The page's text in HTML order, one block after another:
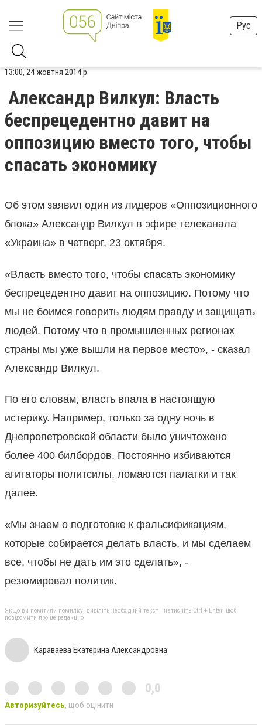
Рус
13:00, 24 жовтня 2014 р.
Александр Вилкул: Власть
беспрецедентно давит на
оппозицию вместо того, чтобы
спасать экономику
Об этом заявил один из лидеров «Оппозиционного
блока» Александр Вилкул в эфире телеканала
«Украина» в четверг, 23 октября.
«Власть вместо того, чтобы спасать экономику
беспрецедентно давит на оппозицию. Потому что
мы не боимся говорить людям правду и защищать
людей. Потому что в промышленных регионах
страны мы уже вышли на первое место», - сказал
Александр Вилкул.
По его словам, власть впала в настоящую
истерику. Например, только за одну ночь в
Днепропетровской области было уничтожено
более 400 билбордов. Постоянно избиваются
агитаторы политсилы, ломаются палатки и так
далее.
«Мы знаем о подготовке к фальсификациям,
которые собирается делать власть, и мы сделаем
все, чтобы не дать им это сделать», -
резюмировал политик.
Якщо ви помітили помилку, виділіть необхідний текст і натисніть Ctrl + Enter, щоб
повідомити про це редакцію
Караваева Екатерина Александровна
0,0
Авторизуйтесь, щоб оцінити